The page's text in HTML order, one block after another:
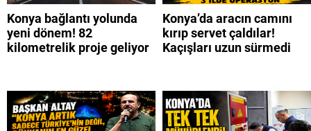
Konya bağlantı yolunda
yeni dönem! 82
kilometrelik proje geliyor
Konya’da aracın camını
kırıp servet çaldılar!
Kaçışları uzun sürmedi